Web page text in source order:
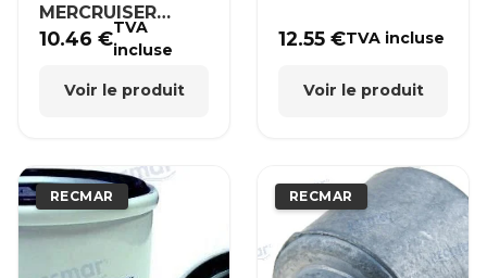
MERCRUISER
MERCURY BRP
10.46€TVA
incluse
Voir le produit
12.55€TVA incluse
Voir le produit
RECMAR RECMAR